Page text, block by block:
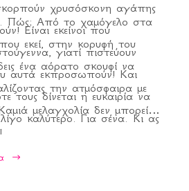
χρυσόσκονη αγάπης
Είναι εκείνοι που
γιατί πιστεύουν
αυτά εκπροσωπούν! Και
τους δίνεται η ευκαιρία να
καλύτερο. Για σένα. Κι ας
Πώς; Από το χαμόγελο στα
εκεί, στην κορυφή του
ένα αόρατο σκουφί να
την ατμόσφαιρα με
μελαγχολία δεν μπορεί